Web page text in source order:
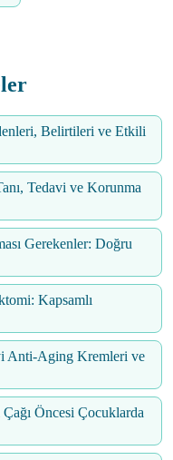
Belirtileri ve Etkili
Tedavi ve Korunma
Gerekenler: Doğru
Kapsamlı
Anti-Aging Kremleri ve
Öncesi Çocuklarda